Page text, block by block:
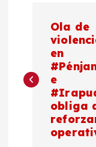
v
Ola de
en
e
obliga